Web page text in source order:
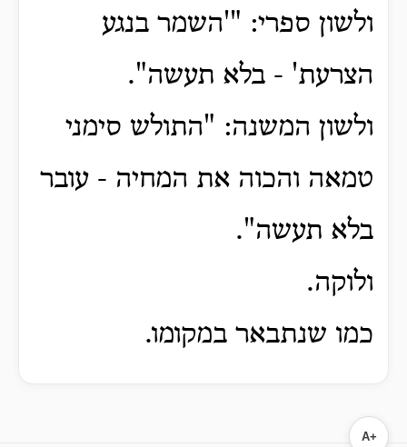
ולשון ספרי: "'השמר בנגע
הצרעת' - בלא תעשה".
ולשון המשנה: "התולש סימני
טמאה והכוה את המחיה - עובר
בלא תעשה".
ולוקה.
כמו שנתבאר במקומו.
A+